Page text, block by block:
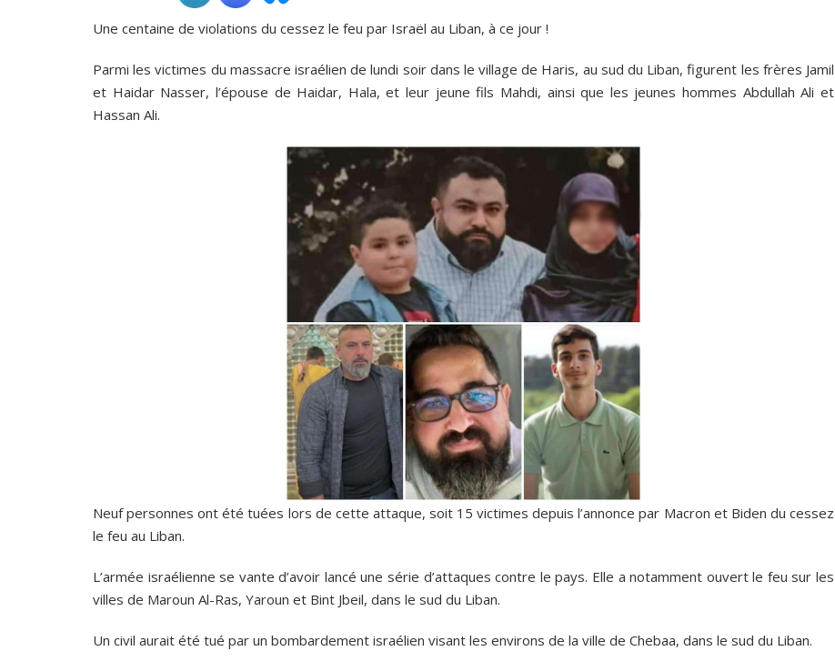
Une centaine de violations du cessez le feu par Israël au Liban, à ce jour !
Parmi les victimes du massacre israélien de lundi soir dans le village de Haris, au sud du Liban, figurent les frères Jamil
et Haidar Nasser, l’épouse de Haidar, Hala, et leur jeune fils Mahdi, ainsi que les jeunes hommes Abdullah Ali et
Hassan Ali.
Neuf personnes ont été tuées lors de cette attaque, soit 15 victimes depuis l’annonce par Macron et Biden du cessez
le feu au Liban.
L’armée israélienne se vante d’avoir lancé une série d’attaques contre le pays. Elle a notamment ouvert le feu sur les
villes de Maroun Al-Ras, Yaroun et Bint Jbeil, dans le sud du Liban.
Un civil aurait été tué par un bombardement israélien visant les environs de la ville de Chebaa, dans le sud du Liban.